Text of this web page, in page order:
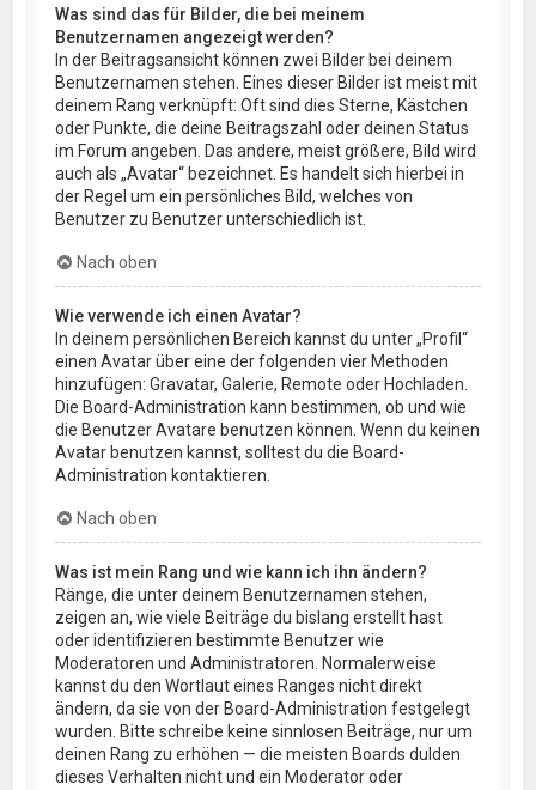
Was sind das für Bilder, die bei meinem
Benutzernamen angezeigt werden?
In der Beitragsansicht können zwei Bilder bei deinem
Benutzernamen stehen. Eines dieser Bilder ist meist mit
deinem Rang verknüpft: Oft sind dies Sterne, Kästchen
oder Punkte, die deine Beitragszahl oder deinen Status
im Forum angeben. Das andere, meist größere, Bild wird
auch als „Avatar“ bezeichnet. Es handelt sich hierbei in
der Regel um ein persönliches Bild, welches von
Benutzer zu Benutzer unterschiedlich ist.
Nach oben
Wie verwende ich einen Avatar?
In deinem persönlichen Bereich kannst du unter „Profil“
einen Avatar über eine der folgenden vier Methoden
hinzufügen: Gravatar, Galerie, Remote oder Hochladen.
Die Board-Administration kann bestimmen, ob und wie
die Benutzer Avatare benutzen können. Wenn du keinen
Avatar benutzen kannst, solltest du die Board-
Administration kontaktieren.
Nach oben
Was ist mein Rang und wie kann ich ihn ändern?
Ränge, die unter deinem Benutzernamen stehen,
zeigen an, wie viele Beiträge du bislang erstellt hast
oder identifizieren bestimmte Benutzer wie
Moderatoren und Administratoren. Normalerweise
kannst du den Wortlaut eines Ranges nicht direkt
ändern, da sie von der Board-Administration festgelegt
wurden. Bitte schreibe keine sinnlosen Beiträge, nur um
deinen Rang zu erhöhen — die meisten Boards dulden
dieses Verhalten nicht und ein Moderator oder